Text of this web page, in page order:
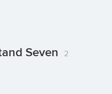
Seven 2